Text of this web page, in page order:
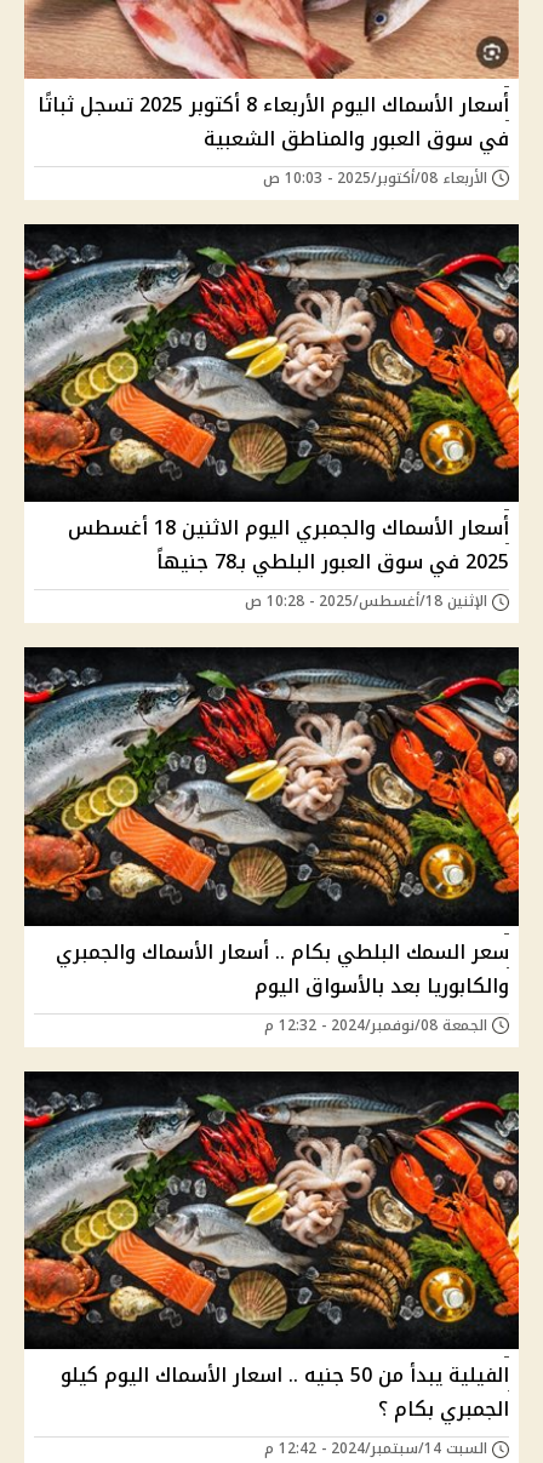
أسعار الأسماك اليوم الأربعاء 8 أكتوبر 2025 تسجل ثباتًا
في سوق العبور والمناطق الشعبية
الأربعاء 08/أكتوبر/2025 - 10:03 ص
أسعار الأسماك والجمبري اليوم الاثنين 18 أغسطس
2025 في سوق العبور البلطي بـ78 جنيهاً
الإثنين 18/أغسطس/2025 - 10:28 ص
سعر السمك البلطي بكام .. أسعار الأسماك والجمبري
والكابوريا بعد بالأسواق اليوم
الجمعة 08/نوفمبر/2024 - 12:32 م
الفيلية يبدأ من 50 جنيه .. اسعار الأسماك اليوم كيلو
الجمبري بكام ؟
السبت 14/سبتمبر/2024 - 12:42 م